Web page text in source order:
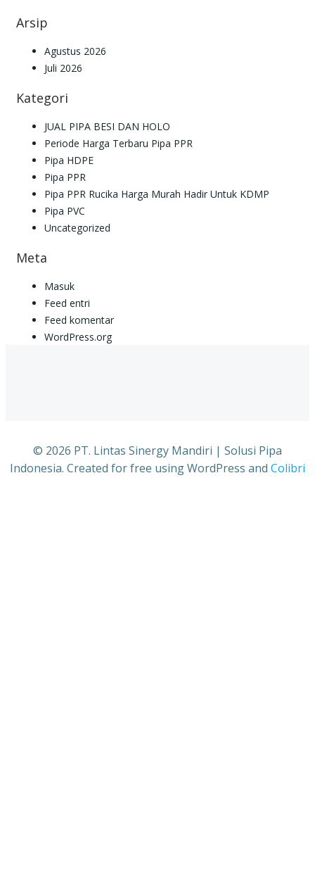
Arsip
Agustus 2026
Juli 2026
Kategori
JUAL PIPA BESI DAN HOLO
Periode Harga Terbaru Pipa PPR
Pipa HDPE
Pipa PPR
Pipa PPR Rucika Harga Murah Hadir Untuk KDMP
Pipa PVC
Uncategorized
Meta
Masuk
Feed entri
Feed komentar
WordPress.org
© 2026 PT. Lintas Sinergy Mandiri | Solusi Pipa
Indonesia. Created for free using WordPress and Colibri